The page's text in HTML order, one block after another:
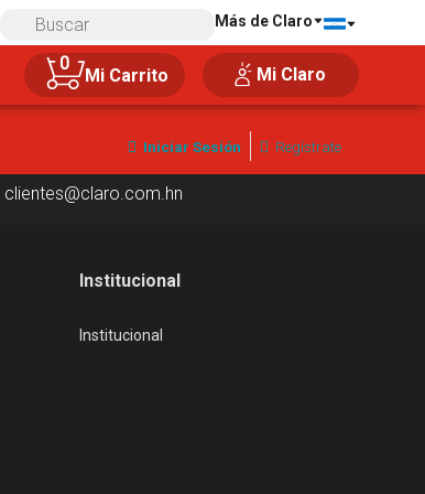
Más de Claro
0
Mi Carrito Mi Claro
Iniciar Sesión Regístrate
Compra 100% segura
clientes@claro.com.hn
Institucional
Institucional